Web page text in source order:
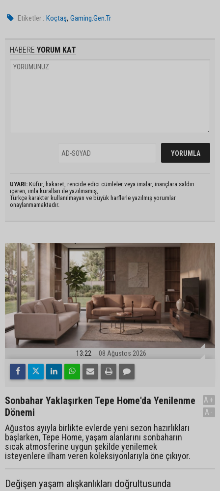
Etiketler : Koçtaş,Gaming.Gen.Tr
HABERE YORUM KAT
UYARI: Küfür, hakaret, rencide edici cümleler veya imalar, inançlara saldırı
içeren, imla kuralları ile yazılmamış,
Türkçe karakter kullanılmayan ve büyük harflerle yazılmış yorumlar
onaylanmamaktadır.
13:22 08 Ağustos 2026
Sonbahar Yaklaşırken Tepe Home'da Yenilenme
Dönemi
Ağustos ayıyla birlikte evlerde yeni sezon hazırlıkları
başlarken, Tepe Home, yaşam alanlarını sonbaharın
sıcak atmosferine uygun şekilde yenilemek
isteyenlere ilham veren koleksiyonlarıyla öne çıkıyor.
A+
A-
Değişen yaşam alışkanlıkları doğrultusunda